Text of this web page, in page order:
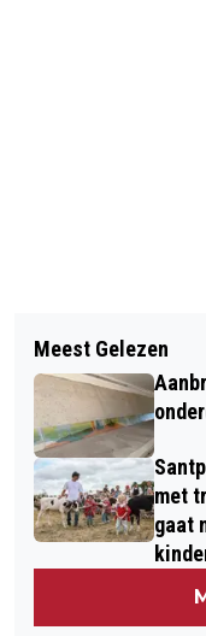
BEVERWIJK
VRIJ!
BEVERWIJK
Meest Gelezen
met
gaat